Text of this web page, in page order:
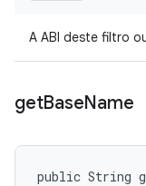
A ABI deste filtro
getBaseName
public String